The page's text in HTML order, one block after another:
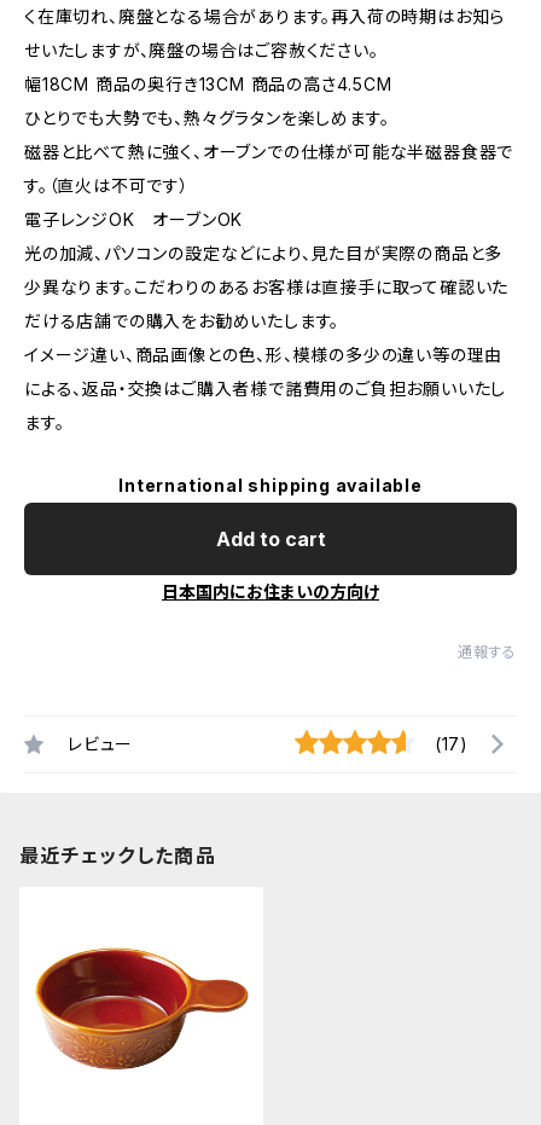
く在庫切れ、廃盤となる場合があります。再入荷の時期はお知ら
せいたしますが、廃盤の場合はご容赦ください。
幅18CM 商品の奥行き13CM 商品の高さ4.5CM
ひとりでも大勢でも、熱々グラタンを楽しめます。
磁器と比べて熱に強く、オーブンでの仕様が可能な半磁器食器で
す。（直火は不可です）
電子レンジOK オーブンOK
光の加減、パソコンの設定などにより、見た目が実際の商品と多
少異なります。こだわりのあるお客様は直接手に取って確認いた
だける店舗での購入をお勧めいたします。
イメージ違い、商品画像との色、形、模様の多少の違い等の理由
による、返品・交換はご購入者様で諸費用のご負担お願いいたし
ます。
International shipping available
Add to cart
日本国内にお住まいの方向け
通報する
レビュー (17)
最近チェックした商品